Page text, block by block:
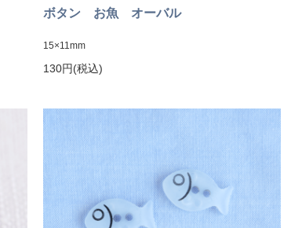
ボタン お魚 オーバル
15×11mm
130円(税込)